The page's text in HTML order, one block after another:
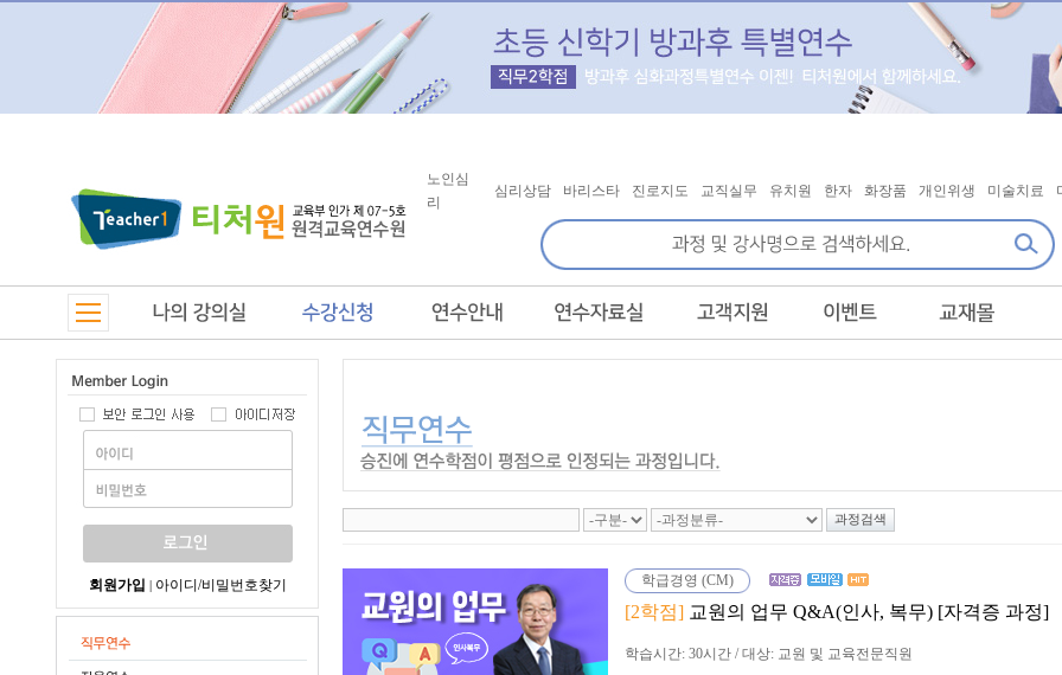
노인심
리
심리상담 바리스타 진로지도 교직실무 유치원 한자 화장품 개인위생 미술치료
회원가입 아이디/비밀번호찾기 학급경영 (CM)
[2학점] 교원의 업무 Q&A(인사, 복무) [자격증 과정]
학습시간: 30시간 / 대상: 교원 및 교육전문직원